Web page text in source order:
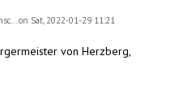
on Sat, 2022-01-29 11:21
von Herzberg,